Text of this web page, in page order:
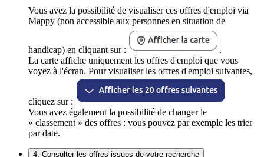
Vous avez la possibilité de visualiser ces offres d'emploi via
Mappy (non accessible aux personnes en situation de
handicap) en cliquant sur :
.
La carte affiche uniquement les offres d'emploi que vous
voyez à l'écran. Pour visualiser les offres d'emploi suivantes,
cliquez sur :
Vous avez également la possibilité de changer le
« classement » des offres : vous pouvez par exemple les trier
par date.
4. Consulter les offres issues de votre recherche